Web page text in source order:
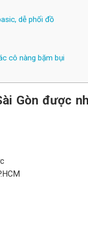
dễ phối đồ
cô nàng bặm bụi
Gòn được